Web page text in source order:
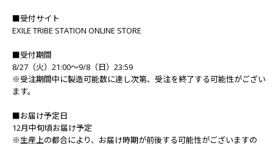
■受付サイト
EXILE TRIBE STATION ONLINE STORE
■受付期間
8/27（火）21:00～9/8（日）23:59
※受注期間中に製造可能数に達し次第、受注を終了する可能性がござい
ます。
■お届け予定日
12月中旬頃お届け予定
※生産上の都合により、お届け時期が前後する可能性がございますの